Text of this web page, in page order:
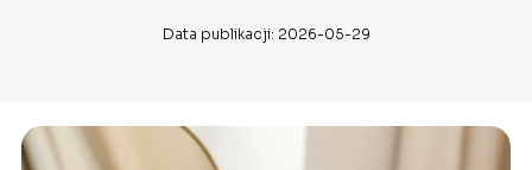
Data publikacji: 2026-05-29